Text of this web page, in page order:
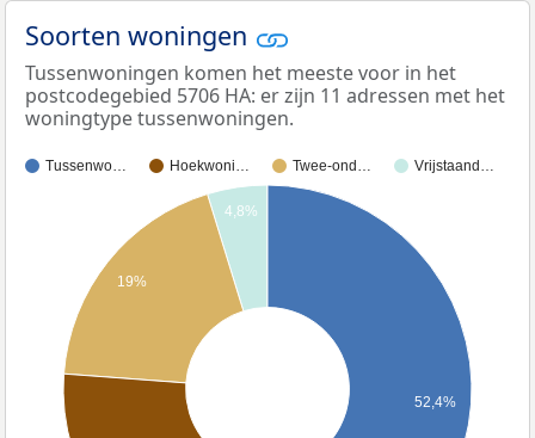
Soorten woningen
Tussenwoningen komen het meeste voor in het
postcodegebied 5706 HA: er zijn 11 adressen met het
woningtype tussenwoningen.
Tussenwo… Hoekwoni… Twee-ond… Vrijstaand…
4,8%
19%
52,4%